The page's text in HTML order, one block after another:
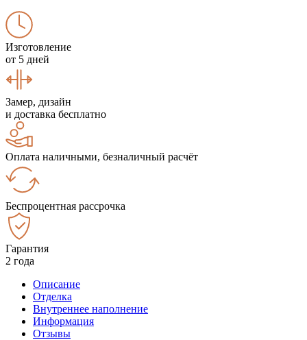
Изготовление
от 5 дней
Замер, дизайн
и доставка бесплатно
Оплата наличными, безналичный расчёт
Беспроцентная рассрочка
Гарантия
2 года
Описание
Отделка
Внутреннее наполнение
Информация
Отзывы